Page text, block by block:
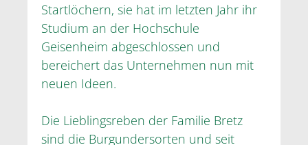
Startlöchern, sie hat im letzten Jahr ihr
Studium an der Hochschule
Geisenheim abgeschlossen und
bereichert das Unternehmen nun mit
neuen Ideen.
Die Lieblingsreben der Familie Bretz
sind die Burgundersorten und seit